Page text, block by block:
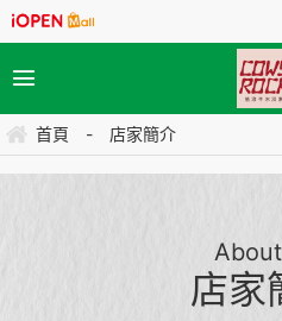
首頁 - 店家簡介
店家